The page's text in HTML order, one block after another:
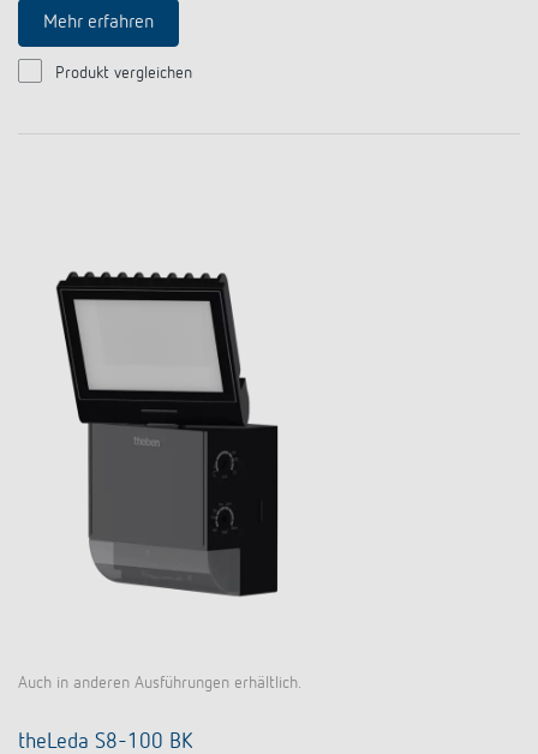
Anfahrt
Mehr erfahren
Produkt vergleichen
Auch in anderen Ausführungen erhältlich.
theLeda S8-100 BK